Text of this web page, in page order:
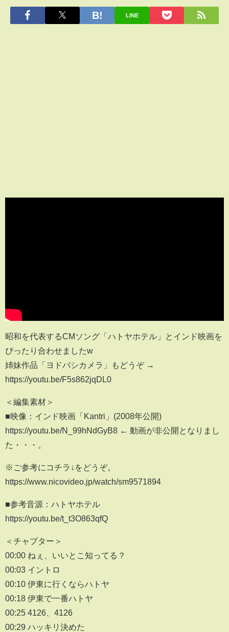
LINE
昭和を代表するCMソング「ハトヤホテル」とインド映画を
ぴったり合わせましたw
姉妹作品「ヨドバシカメラ」もどうぞ →
https://youtu.be/F5s862jqDL0
＜編集素材＞
■映像：インド映画「Kantri」(2008年公開)
https://youtu.be/N_99hNdGyB8 ← 動画が非公開となりまし
た・・・。
※ご参考にコチラ↓をどうぞ。
https://www.nicovideo.jp/watch/sm9571894
■参考音源：ハトヤホテル
https://youtu.be/t_t3O863qfQ
＜チャプター＞
00:00 ねぇ、いいとこ知ってる？
00:03 イントロ
00:10 伊東に行くならハトヤ
00:18 伊東で一番ハトヤ
00:25 4126、4126
00:29 ハッキリ決めた